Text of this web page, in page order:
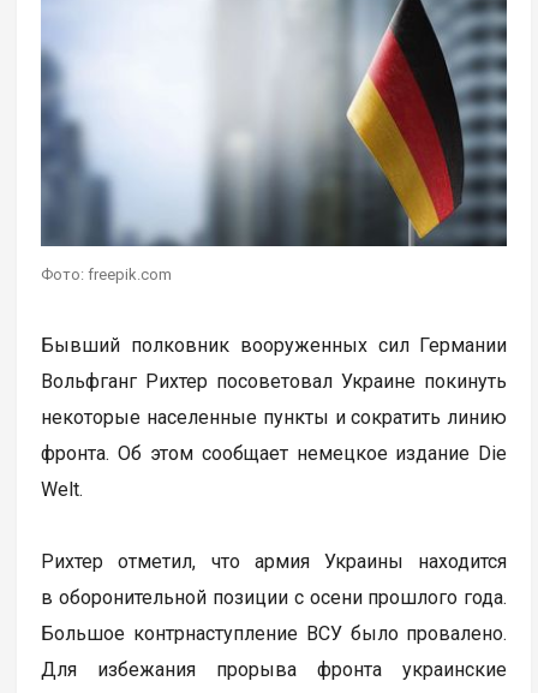
Фото: freepik.com
Бывший полковник вооруженных сил Германии
Вольфганг Рихтер посоветовал Украине покинуть
некоторые населенные пункты и сократить линию
фронта. Об этом сообщает немецкое издание Die
Welt.
Рихтер отметил, что армия Украины находится
в оборонительной позиции с осени прошлого года.
Большое контрнаступление ВСУ было провалено.
Для избежания прорыва фронта украинские